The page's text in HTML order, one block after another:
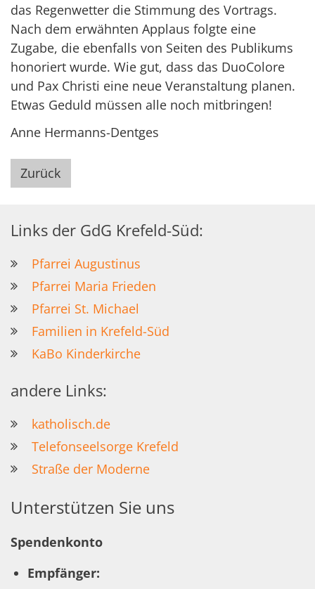
das Regenwetter die Stimmung des Vortrags.
Nach dem erwähnten Applaus folgte eine
Zugabe, die ebenfalls von Seiten des Publikums
honoriert wurde. Wie gut, dass das DuoColore
und Pax Christi eine neue Veranstaltung planen.
Etwas Geduld müssen alle noch mitbringen!
Anne Hermanns-Dentges
Zurück
Links der GdG Krefeld-Süd:
Pfarrei Augustinus
Pfarrei Maria Frieden
Pfarrei St. Michael
Familien in Krefeld-Süd
KaBo Kinderkirche
andere Links:
katholisch.de
Telefonseelsorge Krefeld
Straße der Moderne
Unterstützen Sie uns
Spendenkonto
Empfänger: